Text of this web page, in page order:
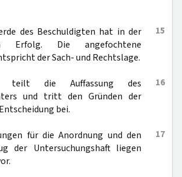
15
des Beschuldigten hat in der
Erfolg. Die angefochtene
der Sach- und Rechtslage.
16
teilt die Auffassung des
und tritt den Gründen der
bei.
17
für die Anordnung und den
der Untersuchungshaft liegen